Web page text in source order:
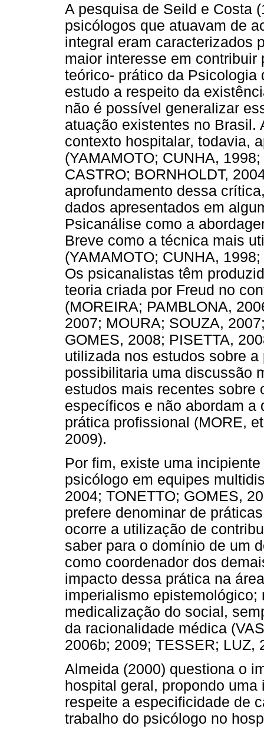
A pesquisa de Seild e Costa
psicólogos que atuavam de
integral eram caracterizados
maior interesse em
teórico- prático da Psicologia
estudo a respeito da
não é possível generalizar
atuação existentes no Brasil.
contexto hospitalar, todavia,
(YAMAMOTO; CUNHA,
CASTRO; BORNHOLDT,
aprofundamento dessa
dados apresentados em
Psicanálise como a
Breve como a técnica mais
(YAMAMOTO; CUNHA,
Os psicanalistas têm
teoria criada por Freud no
(MOREIRA; PAMBLONA,
2007; MOURA; SOUZA,
GOMES, 2008; PISETTA,
utilizada nos estudos sobre
possibilitaria uma discussão
estudos mais recentes sobre
específicos e não abordam a
prática profissional (MORE,
2009).
Por fim, existe uma
psicólogo em equipes
2004; TONETTO; GOMES,
prefere denominar de
ocorre a utilização de
saber para o domínio de um
como coordenador dos
impacto dessa prática na
imperialismo
medicalização do social,
da racionalidade médica
2006b; 2009; TESSER; LUZ,
Almeida (2000) questiona o
hospital geral, propondo
respeite a especificidade de
trabalho do psicólogo no